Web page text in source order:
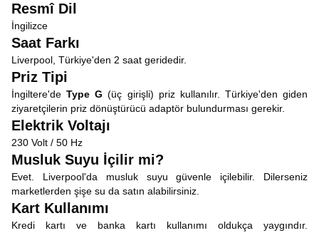
Resmî Dil
İngilizce
Saat Farkı
Liverpool, Türkiye'den 2 saat geridedir.
Priz Tipi
İngiltere'deType G (üç girişli) priz kullanılır. Türkiye'den giden
ziyaretçilerin priz dönüştürücü adaptör bulundurması gerekir.
Elektrik Voltajı
230 Volt / 50 Hz
Musluk Suyu İçilir mi?
Evet. Liverpool'da musluk suyu güvenle içilebilir. Dilerseniz
marketlerden şişe su da satın alabilirsiniz.
Kart Kullanımı
Kredi kartı ve banka kartı kullanımı oldukça yaygındır.